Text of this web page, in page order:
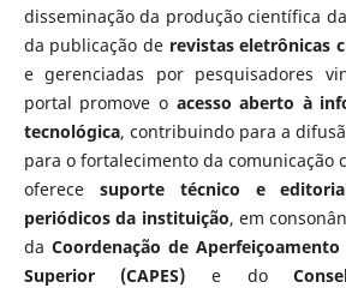
disseminação da produção científica
da publicação de revistas eletrônicas
e gerenciadas por pesquisadores
portal promove o acesso aberto à
tecnológica, contribuindo para a
para o fortalecimento da comunicação
oferece suporte técnico e
periódicos da instituição, em
da Coordenação de
Superior (CAPES) e do